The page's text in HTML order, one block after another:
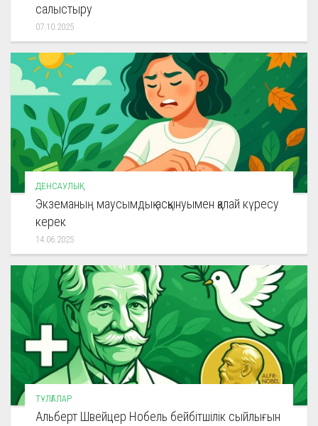
салыстыру
07.10.2025
ДЕНСАУЛЫҚ
Экземаның маусымдық асқынуымен қалай күресу
керек
14.06.2025
ТҰЛҒАЛАР
Альберт Швейцер Нобель бейбітшілік сыйлығын